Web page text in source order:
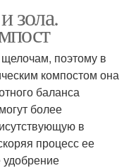
зола.
поэтому в
компостом она
баланса
более
в
процесс ее